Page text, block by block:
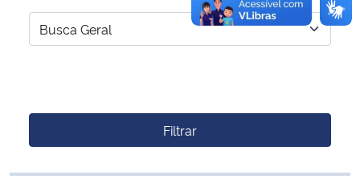
Filtrar